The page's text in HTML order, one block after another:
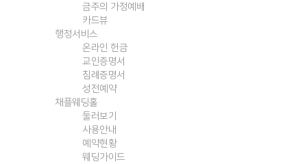
금주의 가정예배
카드뷰
행정서비스
온라인 헌금
교인증명서
침례증명서
성전예약
채플웨딩홀
둘러보기
사용안내
예약현황
웨딩가이드